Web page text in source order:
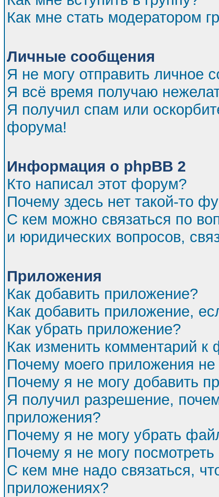
Как мне стать модератором
Личные сообщения
Я не могу отправить личное
Я всё время получаю
Я получил спам или
форума!
Информация о phpBB 2
Кто написал этот форум?
Почему здесь нет такой-то
С кем можно связаться по
и юридических вопросов,
Приложения
Как добавить приложение?
Как добавить приложение,
Как убрать приложение?
Как изменить комментарий к
Почему моего приложения не
Почему я не могу добавить
Я получил разрешение,
приложения?
Почему я не могу убрать
Почему я не могу
С кем мне надо связаться,
приложениях?